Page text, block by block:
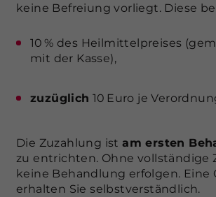
keine Befreiung vorliegt. Diese
10 % des Heilmittelpreises
mit der Kasse),
zuzüglich 10 Euro je
Die Zuzahlung istam ersten
zu entrichten. Ohne vollständige
keine Behandlung erfolgen. Eine
erhalten Sie selbstverständlich.
Laufzeit 1 Jahr
Einstellungen. Unter
zufällig generierte ID,
vorgenommen
Zweck
wird verwendet, um
berechnen und die
Website für den
und weisen eine
Name _ga_xxxxxxxxxx
Anbieter Facebook
Anzeigenmessung
Externe Inhalte